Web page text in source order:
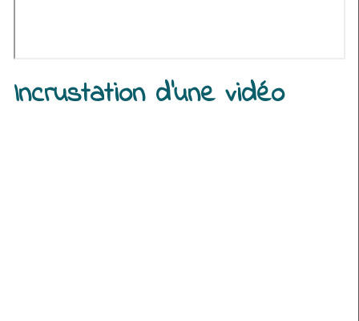
Incrustation d'une vidéo